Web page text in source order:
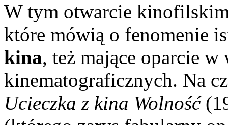
W tym otwarcie
które mówią o fenomenie
kina, też mające oparcie
kinematograficznych. Na
Ucieczka z kina Wolność